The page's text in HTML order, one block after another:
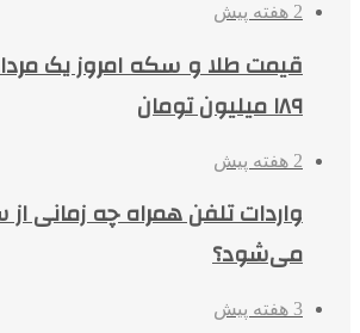
2 هفته پیش
قیمت طلا و سکه امروز یک
۱۸۹ میلیون تومان
2 هفته پیش
واردات تلفن همراه چه زمانی
می‌شود؟
3 هفته پیش